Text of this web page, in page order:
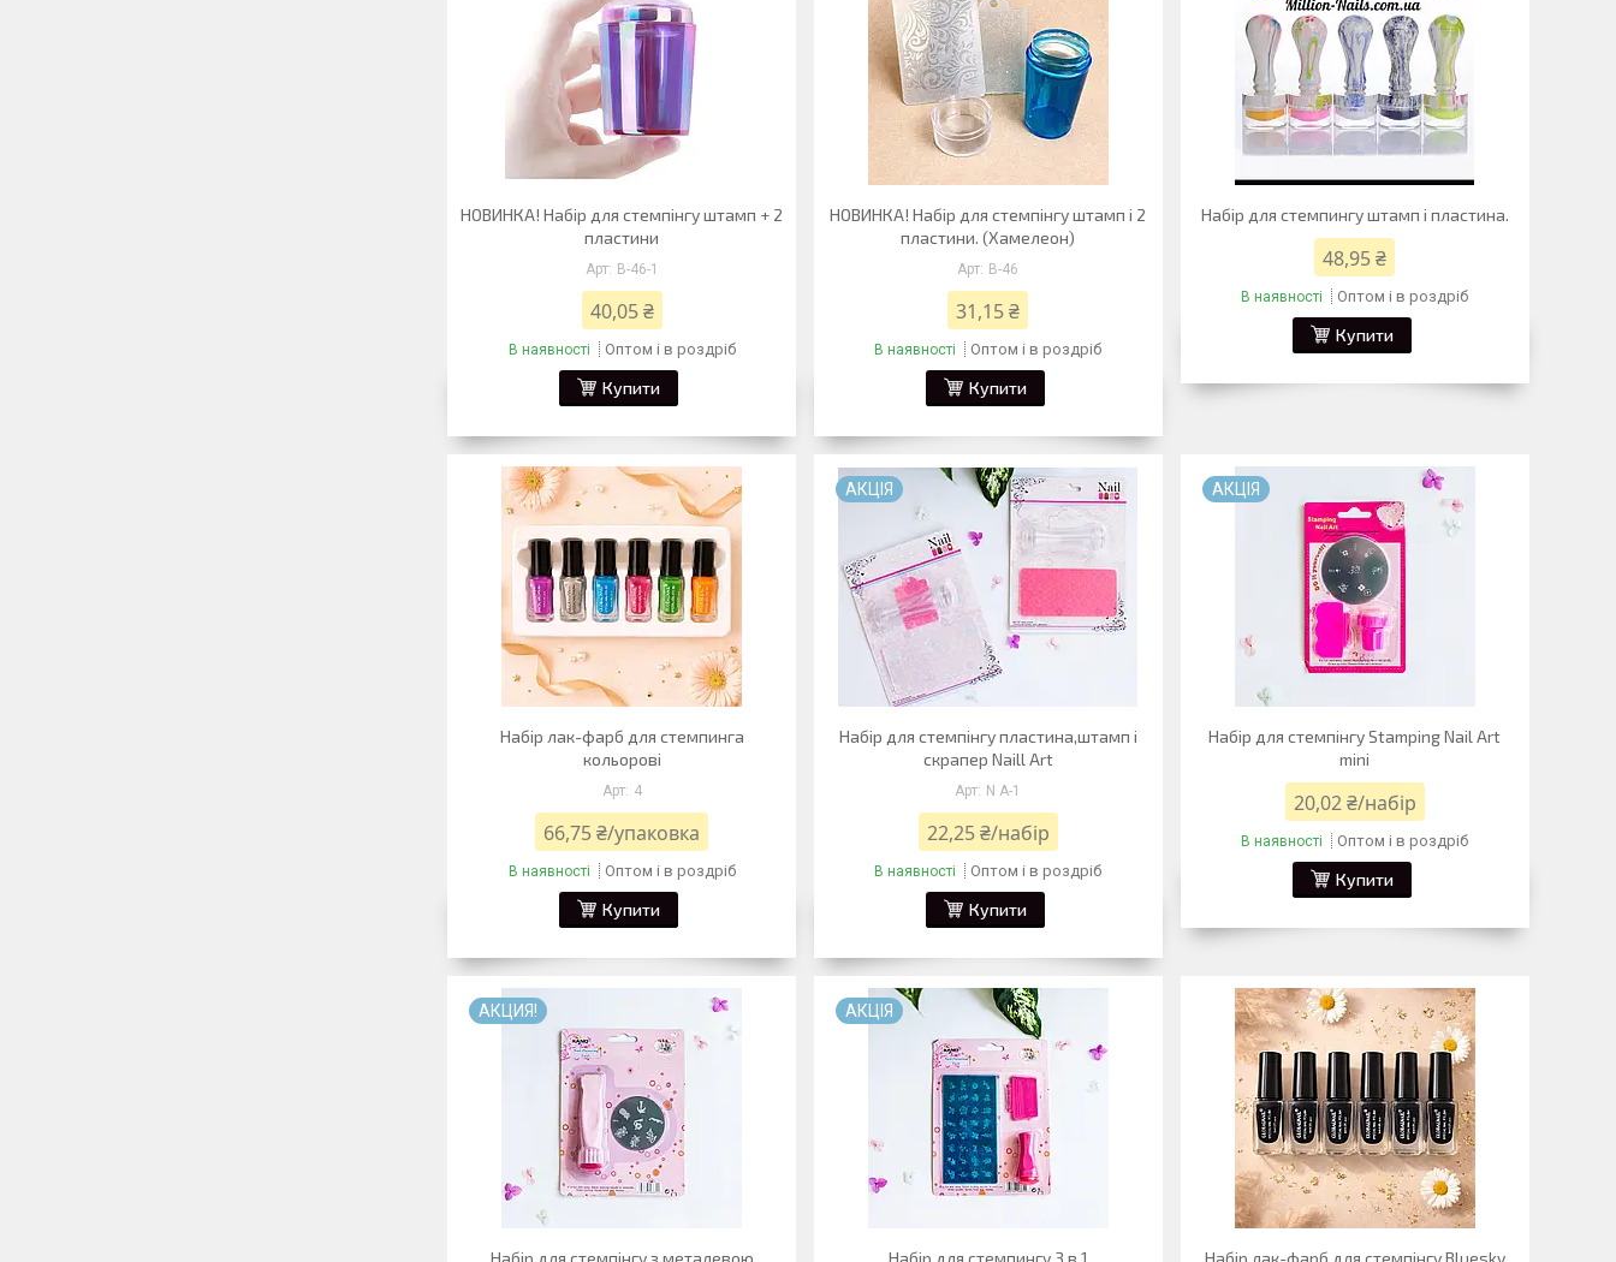
НОВИНКА! Набір для стемпінгу штамп + 2
пластини
В-46-1
40,05 ₴
В наявності Оптом і в роздріб
Купити
НОВИНКА! Набір для стемпінгу штамп і 2
пластини. (Хамелеон)
В-46
31,15 ₴
В наявності Оптом і в роздріб
Купити
Набір для стемпингу штамп і пластина.
48,95 ₴
В наявності Оптом і в роздріб
Купити
Набір лак-фарб для стемпинга
кольорові
4
66,75 ₴/упаковка
В наявності Оптом і в роздріб
Купити
АКЦІЯ
Набір для стемпінгу пластина,штамп і
скрапер Naill Art
N A-1
22,25 ₴/набір
В наявності Оптом і в роздріб
Купити
АКЦІЯ
Набір для стемпінгу Stamping Nail Art
mini
20,02 ₴/набір
В наявності Оптом і в роздріб
Купити
АКЦИЯ!
Набір для стемпінгу з металевою
АКЦІЯ
Набір для стемпингу 3 в 1 Набір лак-фарб для стемпінгу Bluesky